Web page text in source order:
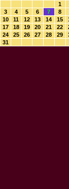
1
3
4 5 6 7 8
10
11 12 13 14 15
17
18 19 20 21 22
24
25 26 27 28 29
31